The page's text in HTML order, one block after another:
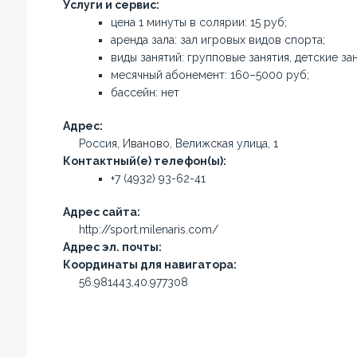
Услуги и сервис:
цена 1 минуты в солярии: 15 руб;
аренда зала: зал игровых видов спорта;
виды занятий: групповые занятия, детские
месячный абонемент: 160–5000 руб;
бассейн: нет
Адрес:
Россия, Иваново, Велижская улица, 1
Контактный(е) телефон(ы):
+7 (4932) 93-62-41
Адрес сайта:
http://sport.milenaris.com/
Адрес эл. почты:
Координаты для навигатора:
56.981443,40.977308